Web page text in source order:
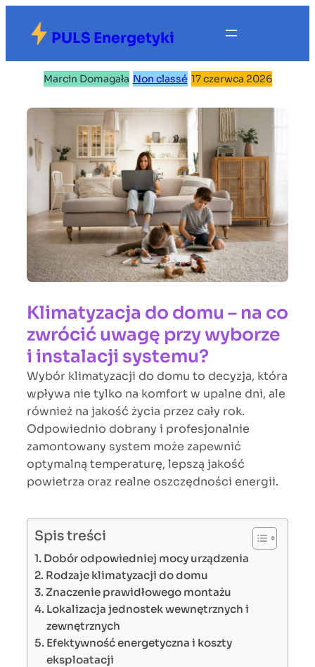
treści
PULS Energetyki
Marcin Domagała Non classé 17 czerwca 2026
Klimatyzacja do domu – na co
zwrócić uwagę przy wyborze
i instalacji systemu?
Wybór klimatyzacji do domu to decyzja, która
wpływa nie tylko na komfort w upalne dni, ale
również na jakość życia przez cały rok.
Odpowiednio dobrany i profesjonalnie
zamontowany system może zapewnić
optymalną temperaturę, lepszą jakość
powietrza oraz realne oszczędności energii.
Spis treści
Dobór odpowiedniej mocy urządzenia
Rodzaje klimatyzacji do domu
Znaczenie prawidłowego montażu
Lokalizacja jednostek wewnętrznych i
zewnętrznych
Efektywność energetyczna i koszty
eksploatacji